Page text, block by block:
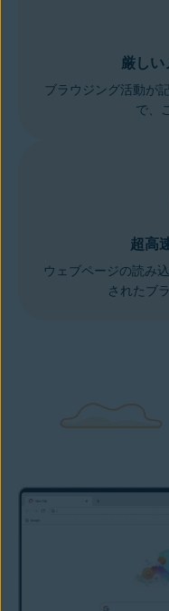
厳し
ブラウジング活動が
で、
超高
ウェブページの読み
されたブ